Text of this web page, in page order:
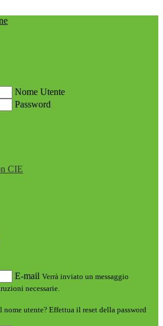
Nome Utente
Password
CIE
E-mail Verrà inviato un messaggio
necessarie.
nome utente? Effettua il reset della password